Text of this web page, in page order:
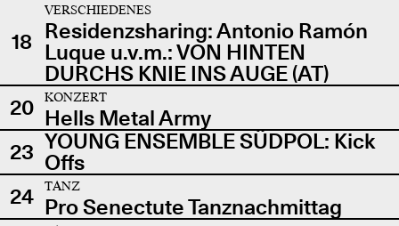
18
VERSCHIEDENES
Residenzsharing: Antonio Ramón
Luque u.v.m.: VON HINTEN
DURCHS KNIE INS AUGE (AT)
20
KONZERT
Hells Metal Army
23 YOUNG ENSEMBLE SÜDPOL: Kick
Offs
24
TANZ
Pro Senectute Tanznachmittag